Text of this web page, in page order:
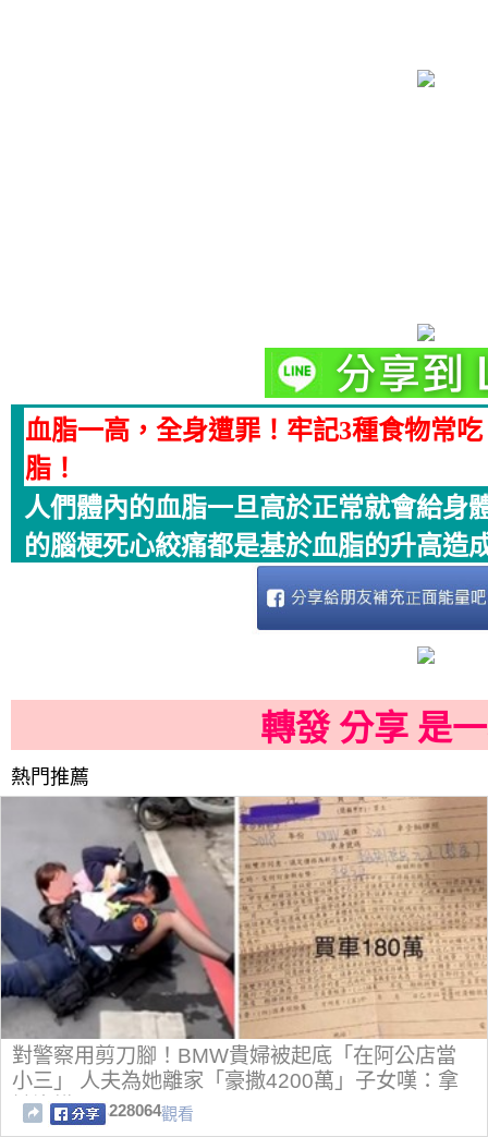
血脂一高，全身遭罪！牢記3種食物常
脂！
人們體內的血脂一旦高於正常就會給身
的腦梗死心絞痛都是基於血脂的升高造
轉發 分享 是
熱門推薦
對警察用剪刀腳！BMW貴婦被起底「在阿公店當
小三」 人夫為她離家「豪撒4200萬」子女嘆：拿
她沒轍
228064觀看